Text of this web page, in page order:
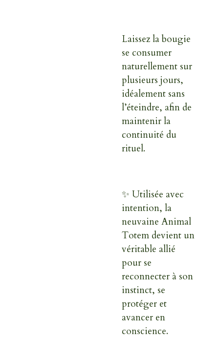
Laissez la bougie
se consumer
naturellement sur
plusieurs jours,
idéalement sans
l’éteindre, afin de
maintenir la
continuité du
rituel.
✨ Utilisée avec
intention, la
neuvaine Animal
Totem devient un
véritable allié
pour se
reconnecter à son
instinct, se
protéger et
avancer en
conscience.